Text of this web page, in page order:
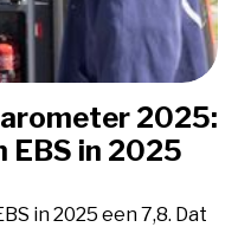
2025:
EBS in 2025
in 2025 een 7,8. Dat